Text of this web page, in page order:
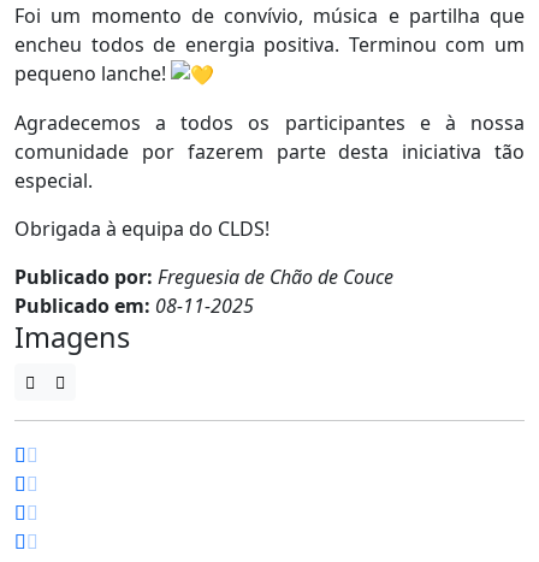
Foi um momento de convívio, música e partilha que
encheu todos de energia positiva. Terminou com um
pequeno lanche!
Agradecemos a todos os participantes e à nossa
comunidade por fazerem parte desta iniciativa tão
especial.
Obrigada à equipa do CLDS!
Publicado por: Freguesia de Chão de Couce
Publicado em: 08-11-2025
Imagens